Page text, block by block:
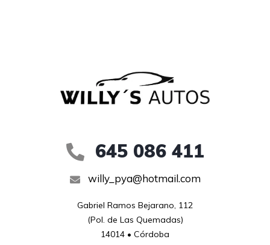
645 086 411
willy_pya@hotmail.com
Gabriel Ramos Bejarano, 112
(Pol. de Las Quemadas)
14014 • Córdoba